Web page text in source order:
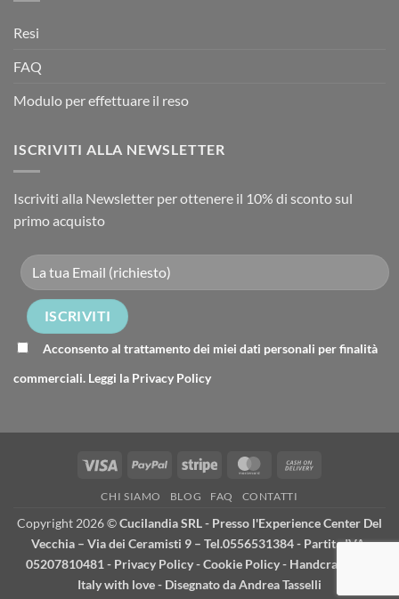
Resi
FAQ
Modulo per effettuare il reso
ISCRIVITI ALLA NEWSLETTER
Iscriviti alla Newsletter per ottenere il 10% di sconto sul
primo acquisto
Acconsento al trattamento dei miei dati personali per finalità
commerciali. Leggi la Privacy Policy
Visa PayPal Stripe MasterCard
CHI SIAMO BLOG FAQ CONTATTI
Copyright 2026 ©Cucilandia SRL - Presso l'Experience Center Del
Vecchia – Via dei Ceramisti 9 – Tel.0556531384 - Partita IVA:
05207810481 - Privacy Policy-Cookie Policy- Handcrafted in
Italy with love - Disegnato daAndrea Tasselli